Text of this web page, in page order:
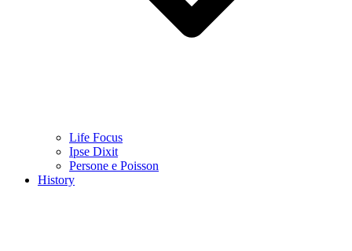
Life Focus
Ipse Dixit
Persone e Poisson
History